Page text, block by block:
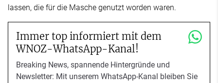
lassen, die für die Masche genutzt worden waren.
Immer top informiert mit dem
WNOZ-WhatsApp-Kanal!
Breaking News, spannende Hintergründe und
Newsletter: Mit unserem WhatsApp-Kanal bleiben Sie